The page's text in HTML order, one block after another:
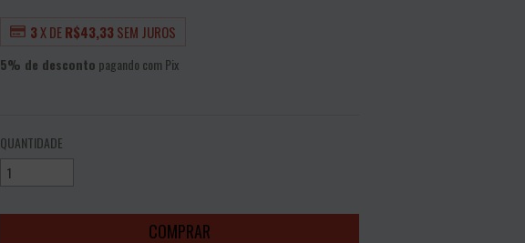
3X DER$43,33SEM JUROS
5% de desconto pagando com Pix
QUANTIDADE